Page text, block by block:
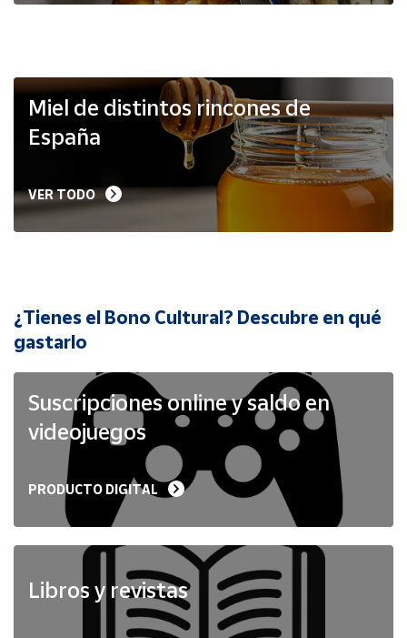
Vendedores
Mapa de
Hazte
vendedor
Cuenta
Ubicación
Península
Baleares
Melilla
Miel de distintos rincones de
España
VER TODO
¿Tienes el Bono Cultural? Descubre en qué
gastarlo
Suscripciones online y saldo en
videojuegos
PRODUCTO DIGITAL
Libros y revistas